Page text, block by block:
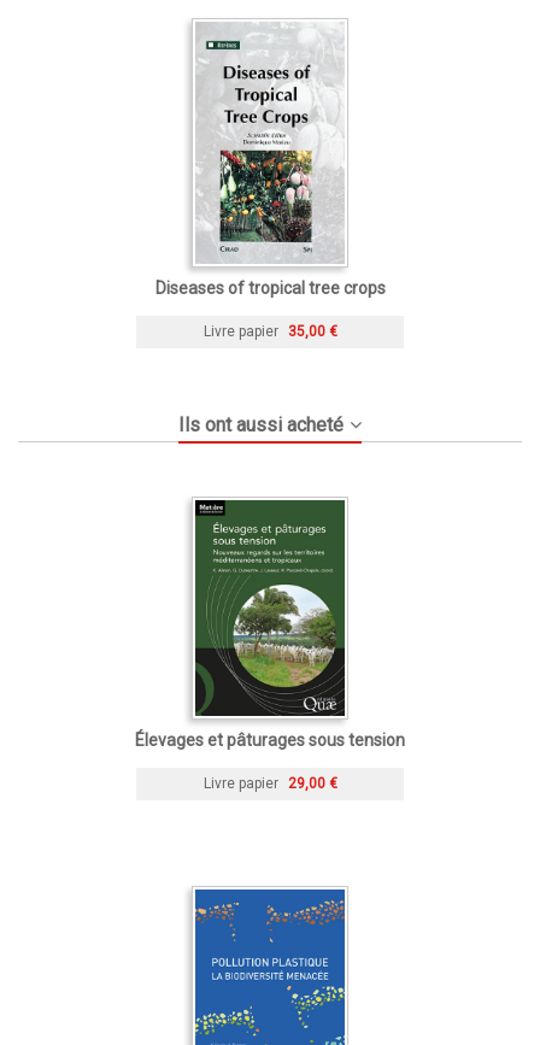
Diseases of tropical tree crops
Livre papier 35,00 €
Ils ont aussi acheté
Élevages et pâturages sous tension
Livre papier 29,00 €